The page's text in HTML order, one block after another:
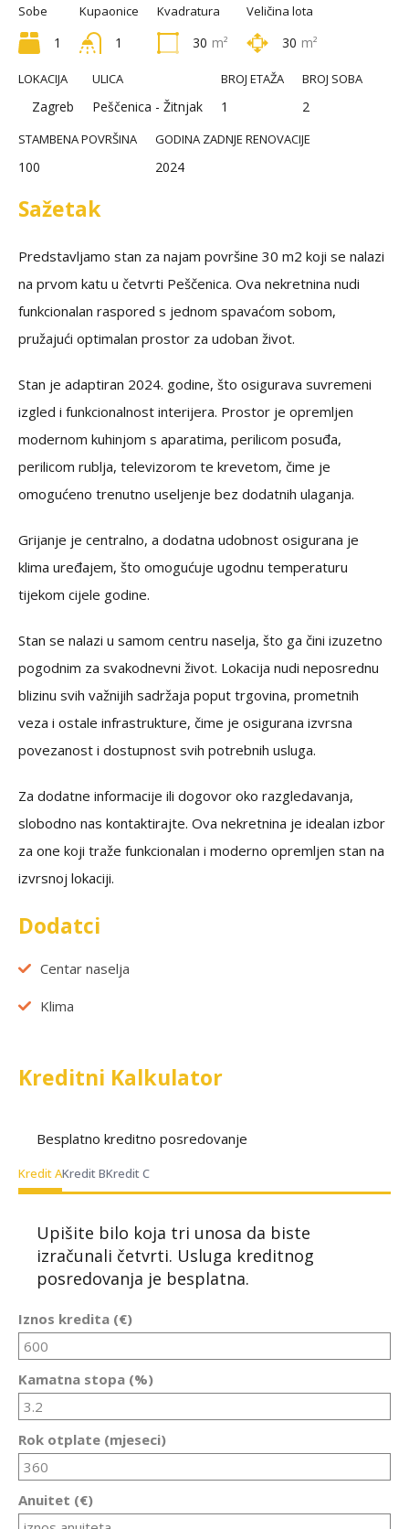
Sobe
1
Kupaonice
1
Kvadratura
30 m²
Veličina lota
30 m²
LOKACIJA
Zagreb
ULICA
Peščenica - Žitnjak
BROJ ETAŽA
1
BROJ SOBA
2
STAMBENA POVRŠINA
100
GODINA ZADNJE RENOVACIJE
2024
Sažetak
Predstavljamo stan za najam površine 30 m2 koji se nalazi
na prvom katu u četvrti Peščenica. Ova nekretnina nudi
funkcionalan raspored s jednom spavaćom sobom,
pružajući optimalan prostor za udoban život.
Stan je adaptiran 2024. godine, što osigurava suvremeni
izgled i funkcionalnost interijera. Prostor je opremljen
modernom kuhinjom s aparatima, perilicom posuđa,
perilicom rublja, televizorom te krevetom, čime je
omogućeno trenutno useljenje bez dodatnih ulaganja.
Grijanje je centralno, a dodatna udobnost osigurana je
klima uređajem, što omogućuje ugodnu temperaturu
tijekom cijele godine.
Stan se nalazi u samom centru naselja, što ga čini izuzetno
pogodnim za svakodnevni život. Lokacija nudi neposrednu
blizinu svih važnijih sadržaja poput trgovina, prometnih
veza i ostale infrastrukture, čime je osigurana izvrsna
povezanost i dostupnost svih potrebnih usluga.
Za dodatne informacije ili dogovor oko razgledavanja,
slobodno nas kontaktirajte. Ova nekretnina je idealan izbor
za one koji traže funkcionalan i moderno opremljen stan na
izvrsnoj lokaciji.
Dodatci
Centar naselja
Klima
Kreditni Kalkulator
Besplatno kreditno posredovanje
Kredit AKredit BKredit C
Upišite bilo koja tri unosa da biste
izračunali četvrti. Usluga kreditnog
posredovanja je besplatna.
Iznos kredita (€)
Kamatna stopa (%)
Rok otplate (mjeseci)
Anuitet (€)